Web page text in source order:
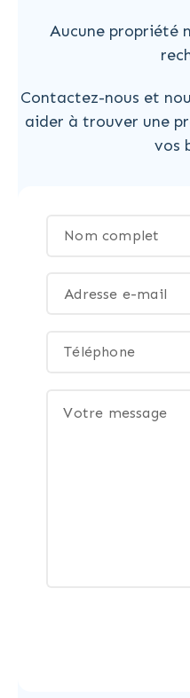
Aucune propriété
Contactez-nous et
aider à trouver une
vos